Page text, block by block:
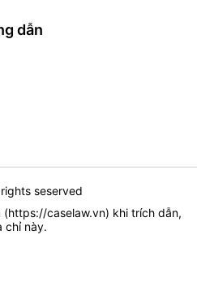
dẫn
seserved
(https://caselaw.vn) khi trích dẫn,
chỉ này.